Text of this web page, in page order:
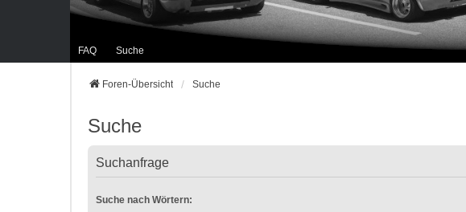
FAQ Suche
Foren-Übersicht Suche
Suche
Suchanfrage
Suche nach Wörtern: